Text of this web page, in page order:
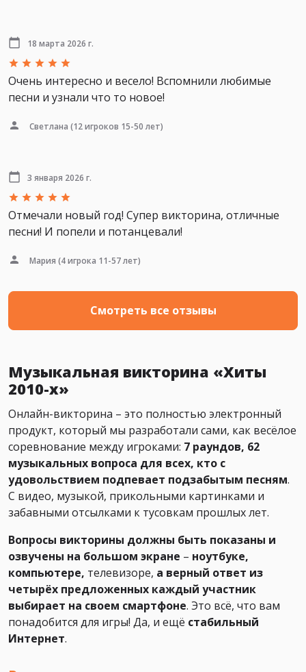
18 марта 2026 г.
Очень интересно и весело! Вспомнили любимые
песни и узнали что то новое!
Светлана (12 игроков 15-50 лет)
3 января 2026 г.
Отмечали новый год! Супер викторина, отличные
песни! И попели и потанцевали!
Мария (4 игрока 11-57 лет)
Смотреть все отзывы
Музыкальная викторина «Хиты
2010-х»
Онлайн-викторина – это полностью электронный
продукт, который мы разработали сами, как весёлое
соревнование между игроками: 7 раундов, 62
музыкальных вопроса для всех, кто с
удовольствием подпевает подзабытым песням.
С видео, музыкой, прикольными картинками и
забавными отсылками к тусовкам прошлых лет.
Вопросы викторины должны быть показаны и
озвучены на большом экране – ноутбуке,
компьютере, телевизоре, а верный ответ из
четырёх предложенных каждый участник
выбирает на своем смартфоне. Это всё, что вам
понадобится для игры! Да, и ещё стабильный
Интернет.